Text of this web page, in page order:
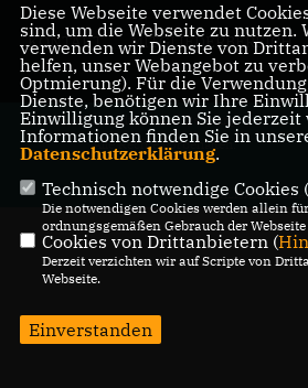
KONTAKT
MITGLIEDERBEREICH
@2026 CDU Stadtverband Bedburg
Alle Rechte vorbehalten.
REALISATION:
Diese Webseite verwendet
sind, um die Webseite zu nutzen.
verwenden wir Dienste von
helfen, unser Webangebot zu
Optmierung). Für die
Dienste, benötigen wir Ihre
Einwilligung können Sie jederzeit
Informationen finden Sie in
Datenschutzerklärung.
Technisch notwendige Cookies (
Die notwendigen Cookies werden allein
ordnungsgemäßen Gebrauch der
Cookies von Drittanbietern (
Derzeit verzichten wir auf Scripte von
Webseite.
Einverstanden